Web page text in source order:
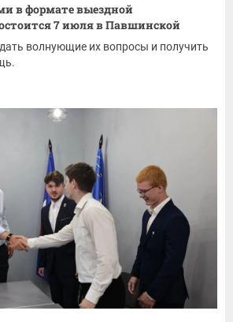
в формате выездной
7 июля в Павшинской
волнующие их вопросы и получить